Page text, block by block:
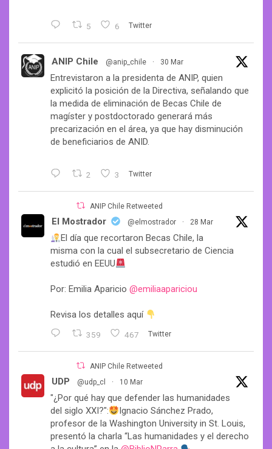
5 6 Twitter
ANIP Chile @anip_chile · 30 Mar
Entrevistaron a la presidenta de ANIP, quien
explicitó la posición de la Directiva, señalando que
la medida de eliminación de Becas Chile de
magíster y postdoctorado generará más
precarización en el área, ya que hay disminución
de beneficiarios de ANID.
2 3 Twitter
ANIP Chile Retweeted
El Mostrador @elmostrador · 28 Mar
El día que recortaron Becas Chile, la
misma con la cual el subsecretario de Ciencia
estudió en EEUU
Por: Emilia Aparicio @emiliaapariciou
Revisa los detalles aquí
359 467 Twitter
ANIP Chile Retweeted
UDP @udp_cl · 10 Mar
"¿Por qué hay que defender las humanidades
del siglo XXI?":
Ignacio Sánchez Prado,
profesor de la Washington University in St. Louis,
presentó la charla “Las humanidades y el derecho